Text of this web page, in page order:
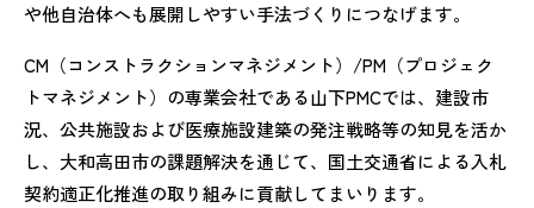
や他自治体へも展開しやすい手法づくりにつなげます。
CM（コンストラクションマネジメント）/PM（プロジェク
トマネジメント）の専業会社である山下PMCでは、建設市
況、公共施設および医療施設建築の発注戦略等の知見を活か
し、大和高田市の課題解決を通じて、国土交通省による入札
契約適正化推進の取り組みに貢献してまいります。